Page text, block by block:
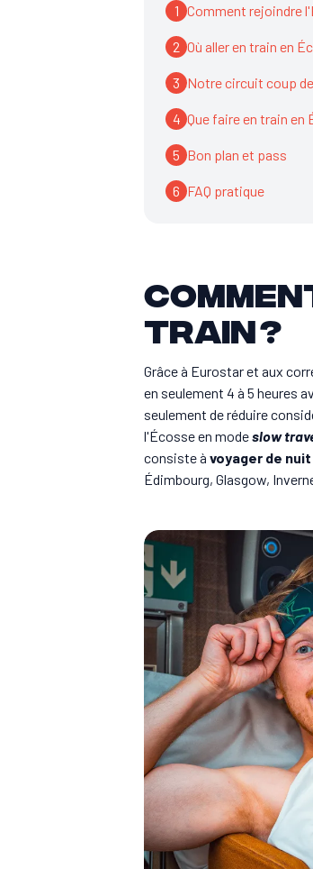
1 Comment rejoindre
2 Où aller en train en
3 Notre circuit coup
4 Que faire en train en
5 Bon plan et pass
6 FAQ pratique
train ?
Grâce à Eurostar et aux
en seulement 4 à 5 heures
seulement de réduire
l'Écosse en modeslow
consiste à voyager de
Édimbourg, Glasgow,